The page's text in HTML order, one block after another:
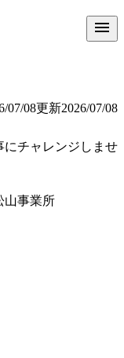
07/08更新2026/07/08
にチャレンジしませ
山事業所